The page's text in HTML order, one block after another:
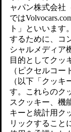
アップデートさ